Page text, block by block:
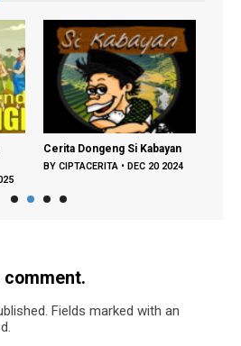
Cerita Dongeng Si Kabayan
BY CIPTACERITA • DEC 20 2024
comment.
Fields marked with an